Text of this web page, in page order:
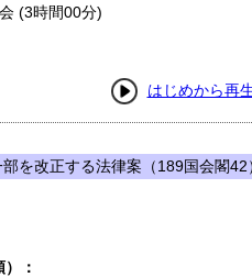
(3時間00分)
はじめから再
を改正する法律案（189国会閣42
：